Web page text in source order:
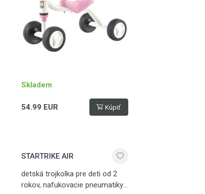
Skladem
54.99 EUR Kúpiť
STARTRIKE AIR
detská trojkolka pre deti od 2
rokov, nafukovacie pneumatiky,